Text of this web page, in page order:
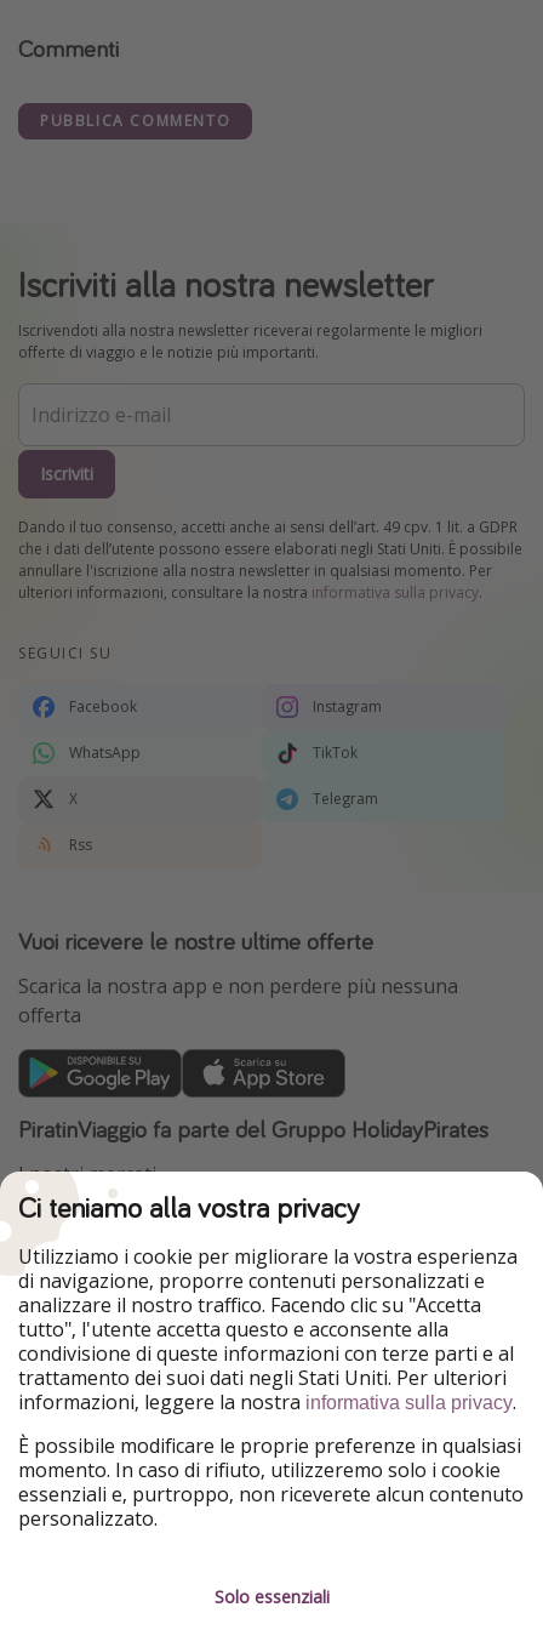
Commenti
PUBBLICA COMMENTO
Iscriviti alla nostra newsletter
Iscrivendoti alla nostra newsletter riceverai regolarmente le migliori
offerte di viaggio e le notizie più importanti.
Iscriviti
Dando il tuo consenso, accetti anche ai sensi dell’art. 49 cpv. 1 lit. a GDPR
che i dati dell’utente possono essere elaborati negli Stati Uniti. È possibile
annullare l'iscrizione alla nostra newsletter in qualsiasi momento. Per
ulteriori informazioni, consultare la nostra informativa sulla privacy.
SEGUICI SU
Facebook Instagram
WhatsApp TikTok
X Telegram
Rss
Vuoi ricevere le nostre ultime offerte
Scarica la nostra app e non perdere più nessuna
offerta
PiratinViaggio fa parte del Gruppo HolidayPirates
I nostri mercati
HolidayPirates
VakantiePiraten
WakacyjniPiraci
Ferienpiraten
Urlaubspiraten
Urlaubspiraten
ViajerosPiratas
TravelPirates
Il nostro gruppo
HolidayPirates Group
Conoscici meglio
Chi siamo
Lavora con noi
Informazioni legali
Termini d' Uso
Ci teniamo alla vostra privacy
Utilizziamo i cookie per migliorare la vostra esperienza
di navigazione, proporre contenuti personalizzati e
analizzare il nostro traffico. Facendo clic su "Accetta
tutto", l'utente accetta questo e acconsente alla
condivisione di queste informazioni con terze parti e al
trattamento dei suoi dati negli Stati Uniti. Per ulteriori
informazioni, leggere la nostra informativa sulla privacy.
È possibile modificare le proprie preferenze in qualsiasi
momento. In caso di rifiuto, utilizzeremo solo i cookie
essenziali e, purtroppo, non riceverete alcun contenuto
personalizzato.
Solo essenziali